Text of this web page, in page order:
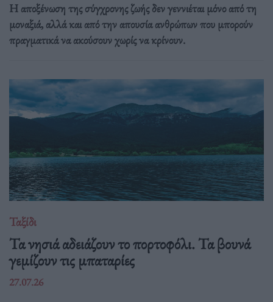
Η αποξένωση της σύγχρονης ζωής δεν γεννιέται μόνο από τη
μοναξιά, αλλά και από την απουσία ανθρώπων που μπορούν
πραγματικά να ακούσουν χωρίς να κρίνουν.
Ταξίδι
Τα νησιά αδειάζουν το πορτοφόλι. Τα βουνά
γεμίζουν τις μπαταρίες
27.07.26